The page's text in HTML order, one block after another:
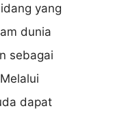
yang
dunia
sebagai
dapat